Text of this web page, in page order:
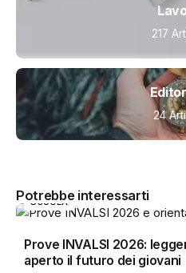
217
24
Potrebbe interessarti
SCUOLA
Prove INVALSI 2026:
aperto il futuro dei giovani